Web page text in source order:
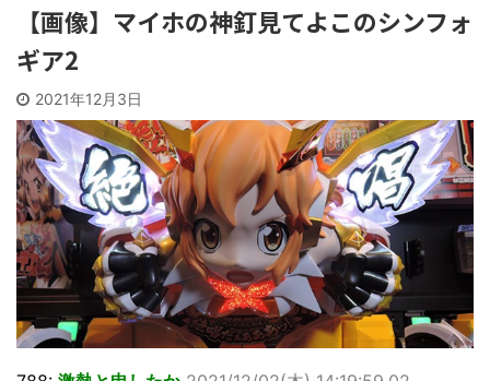
【画像】マイホの神釘見てよこのシンフォ
ギア2
2021年12月3日